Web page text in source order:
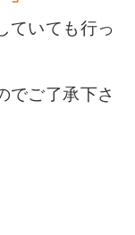
ていても行っ
でご了承下さ